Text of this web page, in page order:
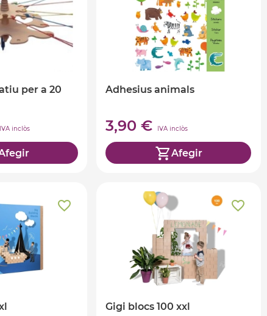
per a 20
IVA inclòs
Adhesius animals
3,90 € IVA inclòs
Afegir
Gigi blocs 100 xxl